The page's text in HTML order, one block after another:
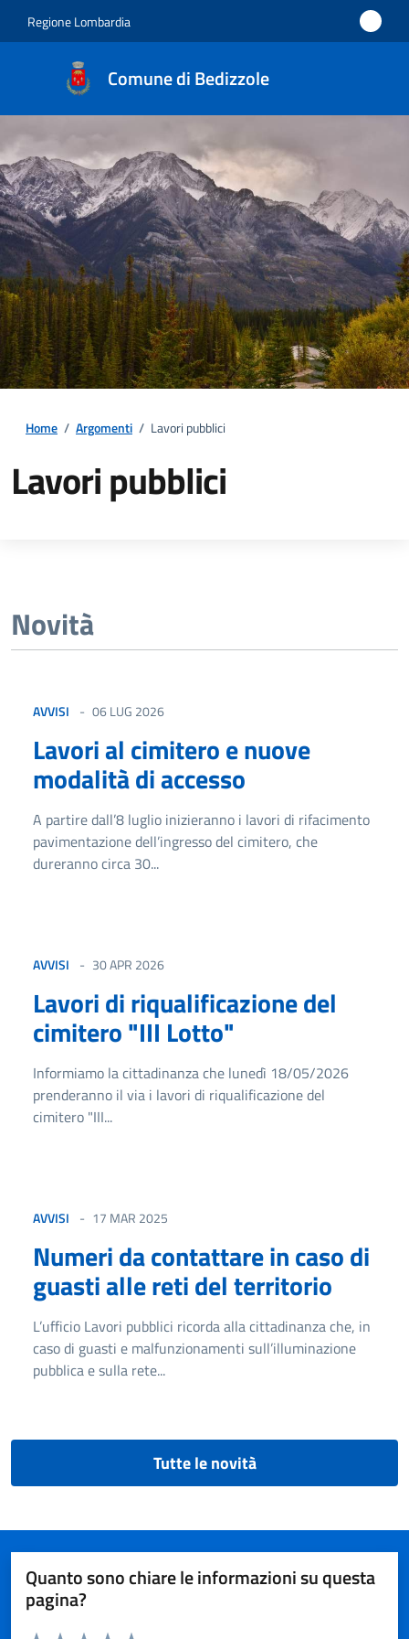
Regione Lombardia
Comune di Bedizzole
Home / Argomenti / Lavori pubblici
Lavori pubblici
Novità
AVVISI 06 LUG 2026
Lavori al cimitero e nuove
modalità di accesso
A partire dall’8 luglio inizieranno i lavori di rifacimento
pavimentazione dell’ingresso del cimitero, che
dureranno circa 30...
AVVISI 30 APR 2026
Lavori di riqualificazione del
cimitero "III Lotto"
Informiamo la cittadinanza che lunedì 18/05/2026
prenderanno il via i lavori di riqualificazione del
cimitero "III...
AVVISI 17 MAR 2025
Numeri da contattare in caso di
guasti alle reti del territorio
L’ufficio Lavori pubblici ricorda alla cittadinanza che, in
caso di guasti e malfunzionamenti sull’illuminazione
pubblica e sulla rete...
Tutte le novità
Quanto sono chiare le informazioni su questa
pagina?